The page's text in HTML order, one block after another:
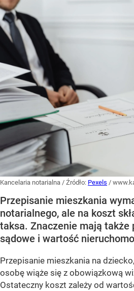
Kancelaria notarialna / Źródło: Pexels /
Przepisanie mieszkania
notarialnego, ale na koszt
taksa. Znaczenie mają także
sądowe i wartość
Przepisanie mieszkania na
osobę wiąże się z obowiązkową
Ostateczny koszt zależy od